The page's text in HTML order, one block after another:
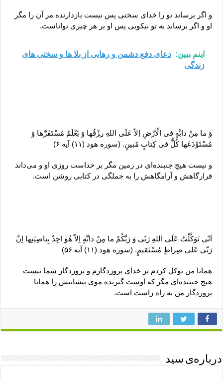
و اگر برساند تو را خدای سختی پس نیست بازدارنده مر آن را مگر
او و اگر برساند به تو نیکویی پس او بر هر چیزی تواناست.
اینم ببین: دعای دفع دشمن و رهایی از بلا ها و سختی های
زندگی
وَ ما مِنْ دابَّهٍ فی الْأرْضِ اِلاّ عَلَی اللهِ ر‍ِزْقُها وَ یَعْلَمُ مُسْتَقَرَّها وَ
مُسْتَوْدَعَها کُلُّ فی کِتابٍ مُبینٍ. (سوره هود (۱۱) آیه ۶)
و نیست هیچ جنبنده‌ای در زمین مگر بر خداست روزی او و می‌داند
قرارگاهش و آرامگاهش را به جملگی در کتابی روشن است.
اَنّی تَوَکَّلْتُ عَلَی اللهِ رَبّی وَ رَبَّکُمْ ما مِنْ دابَّهٍ اِلاّ هُوَ اخِذٌ بِناصِیَتِها اِنَّ
رَبّی عَلی صِراطٍ مُسْتَقیمٍ. (سوره هود (۱۱) آیه ۵۶)
همانا من توکل کردم بر خدای پروردگارم و پروردگار شما نیست
هیچ جنبنده‌ای مگر که اوست گیرنده موی پیشانیش را همانا
پروردگار من به راه راست است.
درباره‌ی سید